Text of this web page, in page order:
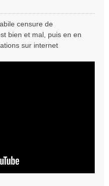
censure de
bien et mal, puis en en
sur internet